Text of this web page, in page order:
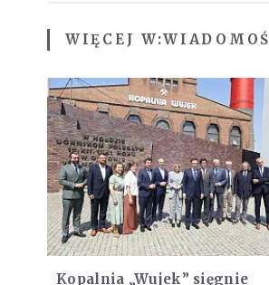
WIĘCEJ W:
Kopalnia „Wujek” sięgnie